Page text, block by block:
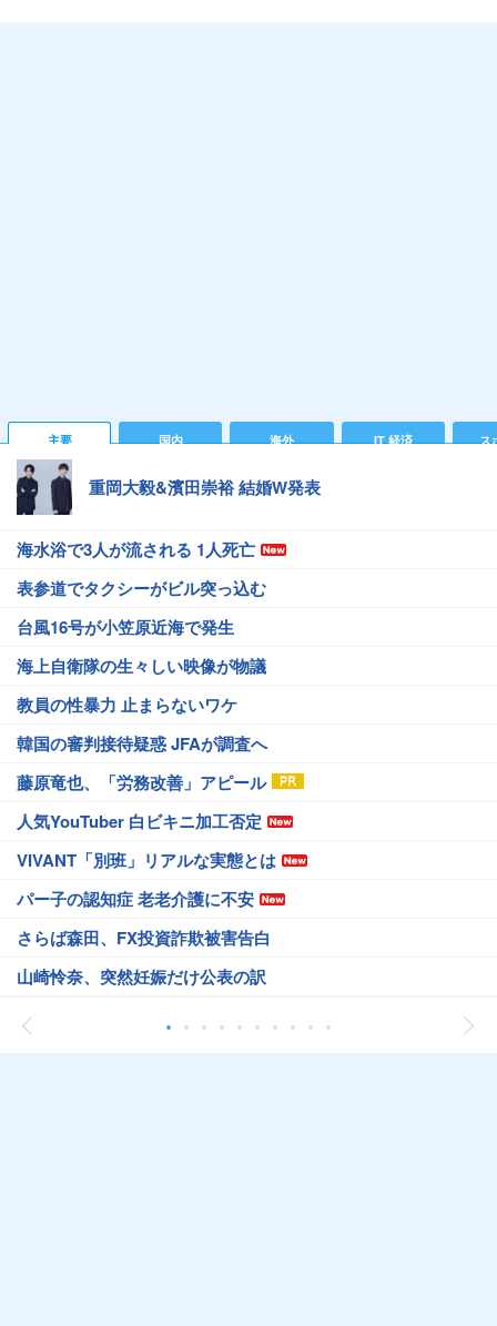
主要 国内 海外 IT 経済 ス
重岡大毅&濱田崇裕 結婚W発表
海水浴で3人が流される 1人死亡
表参道でタクシーがビル突っ込む
台風16号が小笠原近海で発生
海上自衛隊の生々しい映像が物議
教員の性暴力 止まらないワケ
韓国の審判接待疑惑 JFAが調査へ
藤原竜也、「労務改善」アピール
人気YouTuber 白ビキニ加工否定
VIVANT「別班」リアルな実態とは
パー子の認知症 老老介護に不安
さらば森田、FX投資詐欺被害告白
山崎怜奈、突然妊娠だけ公表の訳